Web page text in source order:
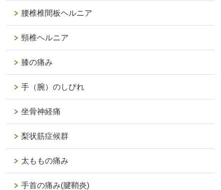
腰椎椎間板ヘルニア
頸椎ヘルニア
膝の痛み
手（腕）のしびれ
坐骨神経痛
梨状筋症候群
太ももの痛み
手首の痛み(腱鞘炎)